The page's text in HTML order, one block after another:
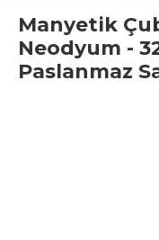
Manyetik
Neodyum -
Paslanmaz